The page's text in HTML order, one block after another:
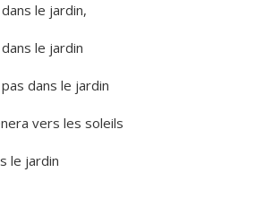
le jardin,
le jardin
dans le jardin
vers les soleils
le jardin